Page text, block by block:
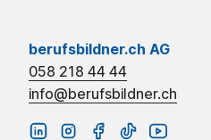
berufsbildner.ch AG
058 218 44 44
info@berufsbildner.ch